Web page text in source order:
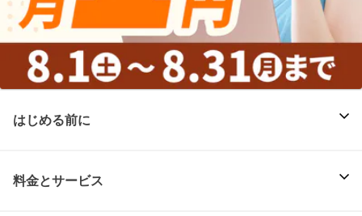
はじめる前に
料金とサービス